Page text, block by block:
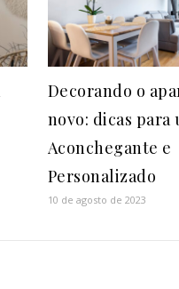
Decorando o
novo: dicas para
Aconchegante e
Personalizado
10 de agosto de 2023